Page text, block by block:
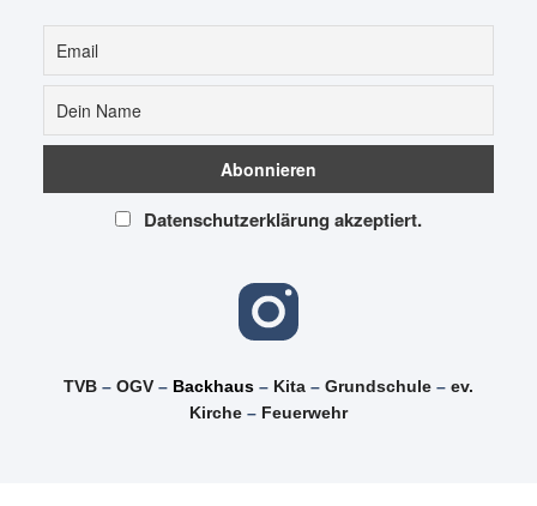
Datenschutzerklärung akzeptiert.
TVB – OGV – Backhaus – Kita – Grundschule – ev.
Kirche – Feuerwehr